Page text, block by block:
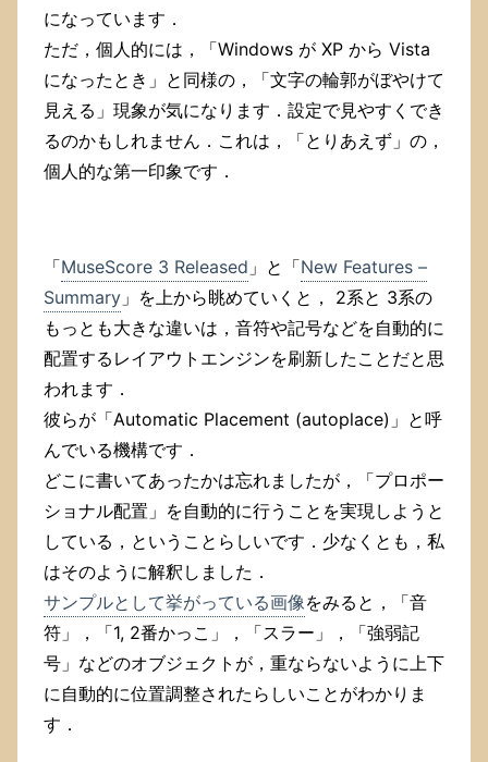
になっています．
ただ，個人的には，「Windows が XP から Vista
になったとき」と同様の，「文字の輪郭がぼやけて
見える」現象が気になります．設定で見やすくでき
るのかもしれません．これは，「とりあえず」の，
個人的な第一印象です．
「MuseScore 3 Released 」と「New Features –
Summary 」を上から眺めていくと， 2系と 3系の
もっとも大きな違いは，音符や記号などを自動的に
配置するレイアウトエンジンを刷新したことだと思
われます．
彼らが「Automatic Placement (autoplace)」と呼
んでいる機構です．
どこに書いてあったかは忘れましたが，「プロポー
ショナル配置」を自動的に行うことを実現しようと
している，ということらしいです．少なくとも，私
はそのように解釈しました．
サンプルとして挙がっている画像をみると，「音
符」，「1, 2番かっこ」，「スラー」，「強弱記
号」などのオブジェクトが，重ならないように上下
に自動的に位置調整されたらしいことがわかりま
す．